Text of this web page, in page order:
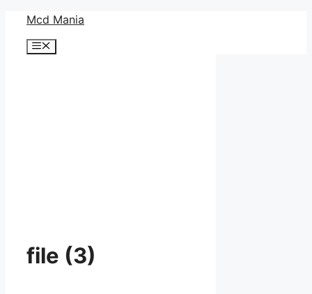
Mcd Mania
メ
file (3)